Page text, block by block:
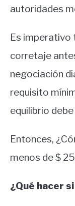
autoridades
Es imperativo
corretaje
negociación
requisito
equilibrio
Entonces,
menos de $
¿Qué hacer